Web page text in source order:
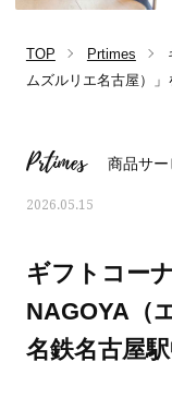
TOP Prtimes
ムズルリエ名古屋）
Prtimes 商品サー
2026.05.15
ギフトコー
NAGOYA（
名鉄名古屋